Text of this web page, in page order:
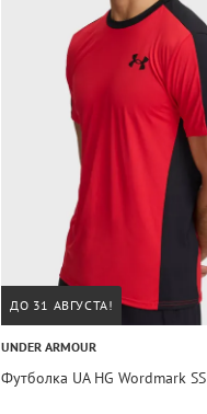
ДО 31 АВГУСТА!
UNDER ARMOUR
Футболка UA HG Wordmark SS